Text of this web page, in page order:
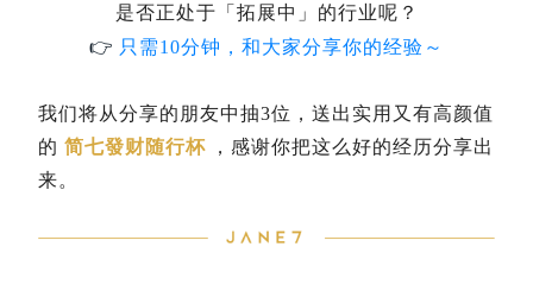
是否正处于「拓展中」的行业呢？
👉 只需10分钟，和大家分享你的经验～
我们将从分享的朋友中抽3位，送出实用又有高颜值
的 简七發财随行杯
，感谢你把这么好的经历分享出
来。